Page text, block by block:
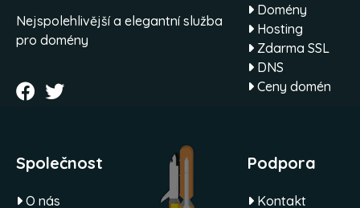
Nejspolehlivější a elegantní služba
pro domény
Domény
Hosting
Zdarma SSL
DNS
Ceny domén
Společnost
O nás
Podpora
Kontakt